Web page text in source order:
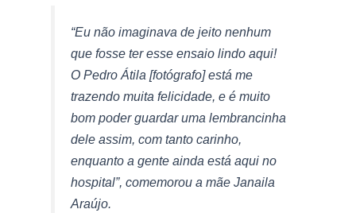
“Eu não imaginava de jeito nenhum
que fosse ter esse ensaio lindo aqui!
O Pedro Átila [fotógrafo] está me
trazendo muita felicidade, e é muito
bom poder guardar uma lembrancinha
dele assim, com tanto carinho,
enquanto a gente ainda está aqui no
hospital”, comemorou a mãe Janaila
Araújo.